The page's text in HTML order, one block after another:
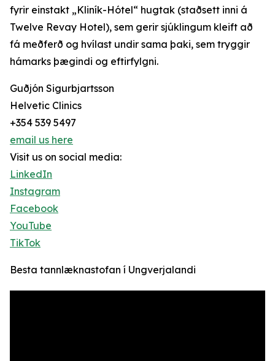
fyrir einstakt „Kliník-Hótel“ hugtak (staðsett inni á
Twelve Revay Hotel), sem gerir sjúklingum kleift að
fá meðferð og hvílast undir sama þaki, sem tryggir
hámarks þægindi og eftirfylgni.
Guðjón Sigurbjartsson
Helvetic Clinics
+354 539 5497
email us here
Visit us on social media:
LinkedIn
Instagram
Facebook
YouTube
TikTok
Besta tannlæknastofan í Ungverjalandi